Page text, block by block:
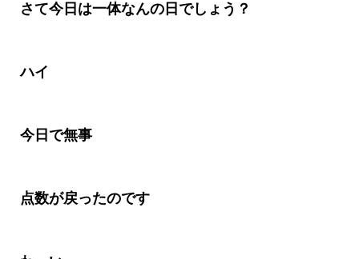
さて今日は一体なんの日でしょう ？
ハイ
今日で無事
点数が戻ったのです